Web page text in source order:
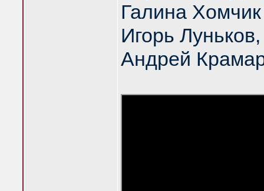
Галина Хомчик
Игорь
Андрей